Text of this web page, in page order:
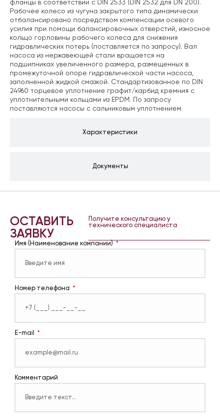
Характеристики
Документы
фланцы в соответствии с DIN 2533 (DIN 2532 для DN 200).
Рабочее колесо из чугуна закрытого типа динамически
отбалансировано посредством компенсации осевого
усилия при помощи балансировочных отверстий, износное
кольцо горловины рабочего колеса для снижения
гидравлических потерь (поставляется по запросу). Вал
насоса из нержавеющей стали вращается на
подшипниках увеличенного размера, размещенных в
промежуточной опоре гидравлической части насоса,
заполненной жидкой смазкой. Стандартизованное по DIN
24960 торцевое уплотнение графит/карбид кремния с
уплотнительными кольцами из EPDM. По запросу
поставляются насосы с сальниковым уплотнением.
ОСТАВИТЬ
ЗАЯВКУ
Получите консультацию у
технического специалиста
Имя (Наименование компании)
Номер телефона
E-mail
Комментарий